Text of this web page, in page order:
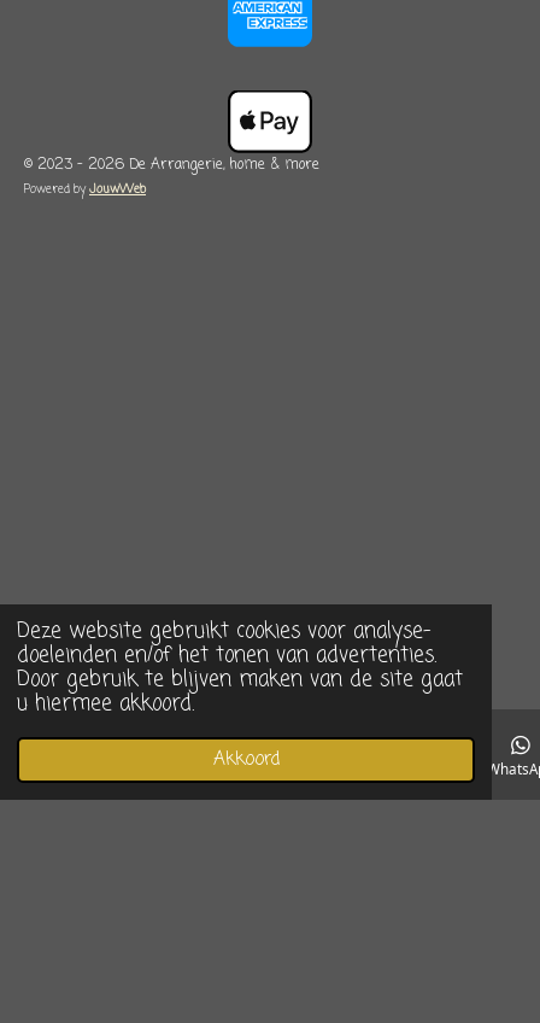
Deze website gebruikt cookies voor analyse-
doeleinden en/of het tonen van advertenties.
Door gebruik te blijven maken van de site gaat
u hiermee akkoord.
Akkoord
© 2023 - 2026 De Arrangerie, home & more
Powered byJouwWeb
Telefoonnummer